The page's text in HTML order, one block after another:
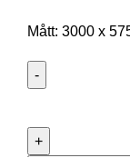
Mått: 3000 x